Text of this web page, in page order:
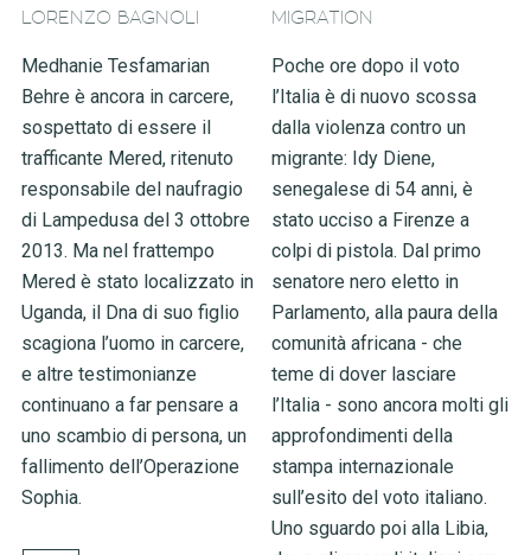
LORENZO BAGNOLI
Medhanie Tesfamarian
Behre è ancora in carcere,
sospettato di essere il
trafficante Mered, ritenuto
responsabile del naufragio
di Lampedusa del 3 ottobre
2013. Ma nel frattempo
Mered è stato localizzato in
Uganda, il Dna di suo figlio
scagiona l’uomo in carcere,
e altre testimonianze
continuano a far pensare a
uno scambio di persona, un
fallimento dell’Operazione
Sophia.
MIGRATION
Poche ore dopo il voto
l’Italia è di nuovo scossa
dalla violenza contro un
migrante: Idy Diene,
senegalese di 54 anni, è
stato ucciso a Firenze a
colpi di pistola. Dal primo
senatore nero eletto in
Parlamento, alla paura della
comunità africana - che
teme di dover lasciare
l’Italia - sono ancora molti gli
approfondimenti della
stampa internazionale
sull’esito del voto italiano.
Uno sguardo poi alla Libia,